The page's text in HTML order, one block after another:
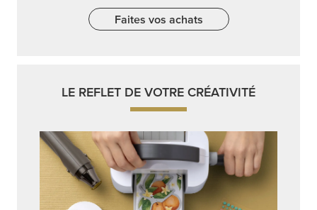
Faites vos achats
LE REFLET DE VOTRE CRÉATIVITÉ